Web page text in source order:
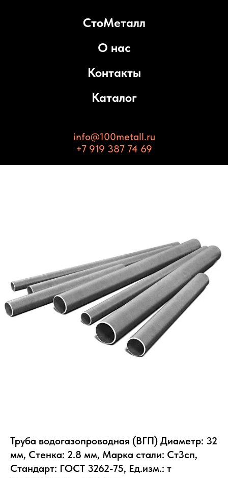
СтоМеталл
О нас
Контакты
Каталог
info@100metall.ru
+7 919 387 74 69
Труба водогазопроводная (ВГП) Диаметр: 32
мм, Стенка: 2.8 мм, Марка стали: Ст3сп,
Стандарт: ГОСТ 3262-75, Ед.изм.: т